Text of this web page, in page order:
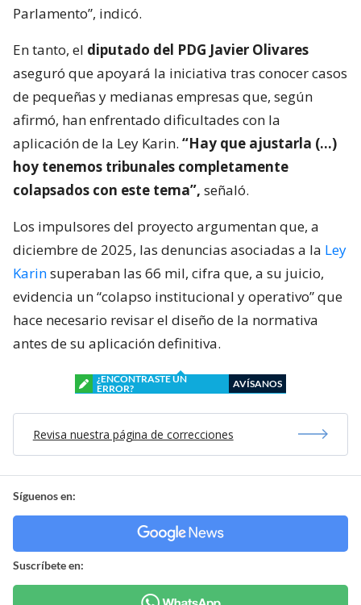
Parlamento”, indicó.
En tanto, el diputado del PDG Javier Olivares
aseguró que apoyará la iniciativa tras conocer casos
de pequeñas y medianas empresas que, según
afirmó, han enfrentado dificultades con la
aplicación de la Ley Karin. “Hay que ajustarla (…)
hoy tenemos tribunales completamente
colapsados con este tema”, señaló.
Los impulsores del proyecto argumentan que, a
diciembre de 2025, las denuncias asociadas a la Ley
Karinsuperaban las 66 mil, cifra que, a su juicio,
evidencia un “colapso institucional y operativo” que
hace necesario revisar el diseño de la normativa
antes de su aplicación definitiva.
¿ENCONTRASTE UN
ERROR?
AVÍSANOS
Revisa nuestra página de correcciones
Síguenos en:
Suscríbete en: